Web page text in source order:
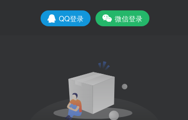
QQ登录 微信登录